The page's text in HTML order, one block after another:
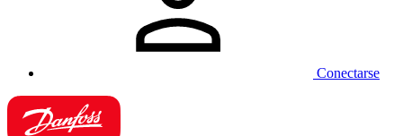
Conectarse